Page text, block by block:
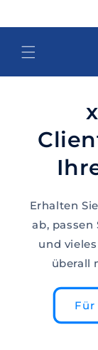
Inhalt
Erhalten
ab,
und
überall